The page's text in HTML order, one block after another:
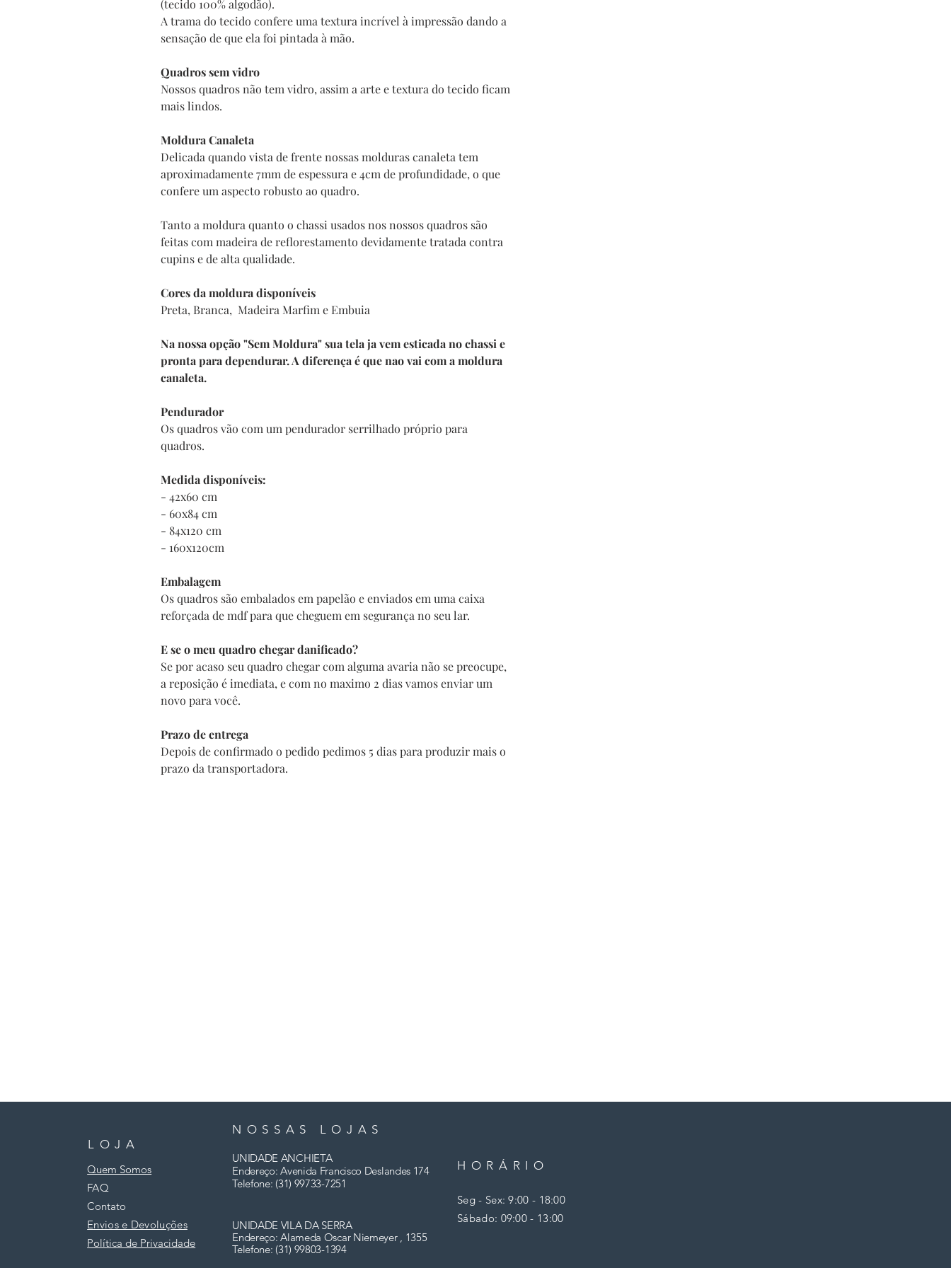
(tecido 100% algodão).
A trama do tecido confere uma textura incrível à impressão dando a
sensação de que ela foi pintada à mão.
Quadros sem vidro
Nossos quadros não tem vidro, assim a arte e textura do tecido ficam
mais lindos.
Moldura Canaleta
Delicada quando vista de frente nossas molduras canaleta tem
aproximadamente 7mm de espessura e 4cm de profundidade, o que
confere um aspecto robusto ao quadro.
Tanto a moldura quanto o chassi usados nos nossos quadros são
feitas com madeira de reflorestamento devidamente tratada contra
cupins e de alta qualidade.
Cores da moldura disponíveis
Preta, Branca, Madeira Marfim e Embuia
Na nossa opção "Sem Moldura" sua tela ja vem esticada no chassi e
pronta para dependurar. A diferença é que nao vai com a moldura
canaleta.
Pendurador
Os quadros vão com um pendurador serrilhado próprio para
quadros.
Medida disponíveis:
- 42x60 cm
- 60x84 cm
- 84x120 cm
- 160x120cm
Embalagem
Os quadros são embalados em papelão e enviados em uma caixa
reforçada de mdf para que cheguem em segurança no seu lar.
E se o meu quadro chegar danificado?
Se por acaso seu quadro chegar com alguma avaria não se preocupe,
a reposição é imediata, e com no maximo 2 dias vamos enviar um
novo para você.
Prazo de entrega
Depois de confirmado o pedido pedimos 5 dias para produzir mais o
prazo da transportadora.
LOJA
NOSSAS LOJAS
Quem Somos
FAQ
Contato
Envios e Devoluções
Política de Privacidade
UNIDADE ANCHIETA
Endereço: Avenida Francisco Deslandes 174
Telefone: (31) 99733-7251
Seg - Sex: 9:00 - 18:00
​​Sábado: 09:00 - 13:00
HORÁRIO
UNIDADE VILA DA SERRA
Endereço: Alameda Oscar Niemeyer , 1355
Telefone: (31) 99803-1394